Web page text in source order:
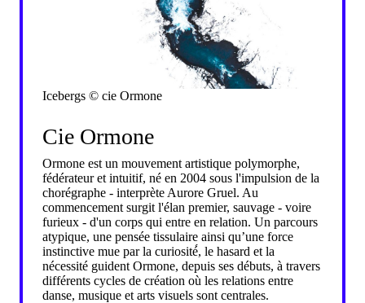
Icebergs © cie Ormone
Cie Ormone
Ormone est un mouvement artistique polymorphe,
fédérateur et intuitif, né en 2004 sous l'impulsion de la
chorégraphe - interprète Aurore Gruel. Au
commencement surgit l'élan premier, sauvage - voire
furieux - d'un corps qui entre en relation. Un parcours
atypique, une pensée tissulaire ainsi qu’une force
instinctive mue par la curiosité́, le hasard et la
nécessité guident Ormone, depuis ses débuts, à travers
différents cycles de création où les relations entre
danse, musique et arts visuels sont centrales.